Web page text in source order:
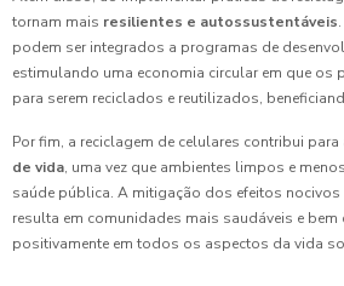
tornam mais resilientes e autossustentáveis
podem ser integrados a programas de
estimulando uma economia circular em que
para serem reciclados e reutilizados,
Por fim, a reciclagem de celulares contribui para
de vida, uma vez que ambientes limpos e
saúde pública. A mitigação dos efeitos
resulta em comunidades mais saudáveis e
positivamente em todos os aspectos da vida